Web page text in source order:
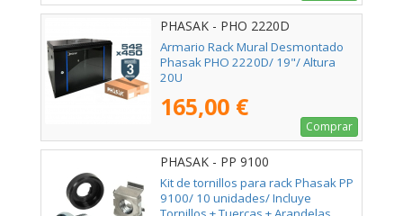
PHASAK - PHO 2220D
Armario Rack Mural Desmontado
Phasak PHO 2220D/ 19"/ Altura
20U
165,00 €
Comprar
PHASAK - PP 9100
Kit de tornillos para rack Phasak PP
9100/ 10 unidades/ Incluye